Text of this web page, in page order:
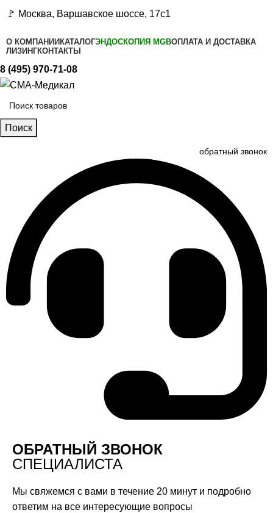
🚩 Москва, Варшавское шоссе, 17с1
О КОМПАНИИ КАТАЛОГЭНДОСКОПИЯ MGBОПЛАТА И ДОСТАВКА
ЛИЗИНГКОНТАКТЫ
8 (495) 970-71-08
Поиск
обратный звонок
ОБРАТНЫЙ ЗВОНОК
СПЕЦИАЛИСТА
Мы свяжемся с вами в течение 20 минут и подробно
ответим на все интересующие вопросы